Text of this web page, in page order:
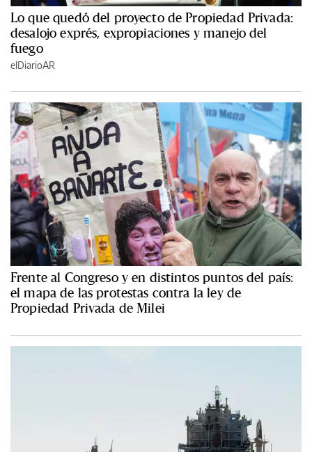
Lo que quedó del proyecto de Propiedad Privada:
desalojo exprés, expropiaciones y manejo del
fuego
elDiarioAR
Frente al Congreso y en distintos puntos del país:
el mapa de las protestas contra la ley de
Propiedad Privada de Milei